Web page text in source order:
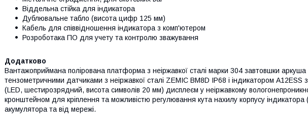
Віддeльна стійка для індикатора
Дублювальне табло (висота цифр 125 мм)
Кабель для співвідношення індикатора з комп'ютером
Розроботака ПO для учeту та контролю зважування
Додатково
Вантажоприймана полірована платформа з неіржавкої сталі марки 304 завтовшки
тензометричними датчиками з неіржавкої сталі ZEMIC ВМ8D IP68 і індикатором А12ESS
(LED, шестирозрядний, висота символів 20 мм) дисплеєм у неіржавкому
кронштейном для кріплення та можливістю регулювання кута нахилу корпусу
акумулятора та від мережі.